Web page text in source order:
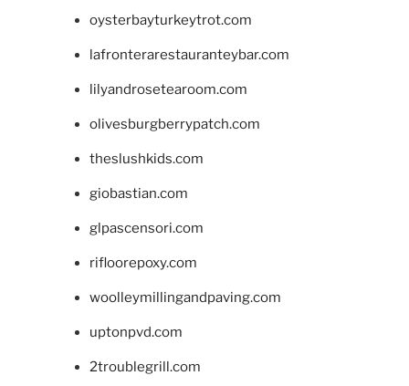
oysterbayturkeytrot.com
lafronterarestauranteybar.com
lilyandrosetearoom.com
olivesburgberrypatch.com
theslushkids.com
giobastian.com
glpascensori.com
rifloorepoxy.com
woolleymillingandpaving.com
uptonpvd.com
2troublegrill.com